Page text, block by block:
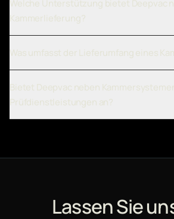
Welche Unterstützung bietet Deepvac
Kammerlieferung?
Was umfasst der Lieferumfang eines
Bietet Deepvac neben
Prüfdienstleistungen an?
Lassen Sie